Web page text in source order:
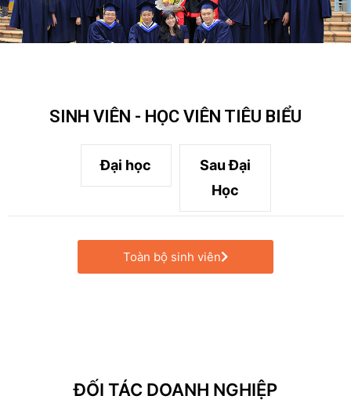
SINH VIÊN - HỌC VIÊN TIÊU BIỂU
Đại học
Sau Đại
Học
Toàn bộ sinh viên
ĐỐI TÁC DOANH NGHIỆP